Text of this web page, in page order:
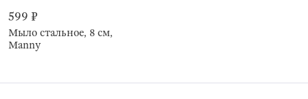
599 ₽
Мыло стальное, 8 см,
Manny